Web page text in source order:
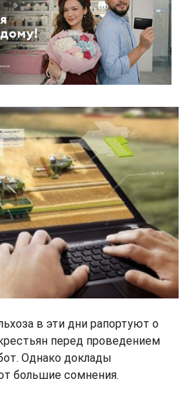
в эти дни рапортуют о
перед проведением
Однако доклады
большие сомнения.